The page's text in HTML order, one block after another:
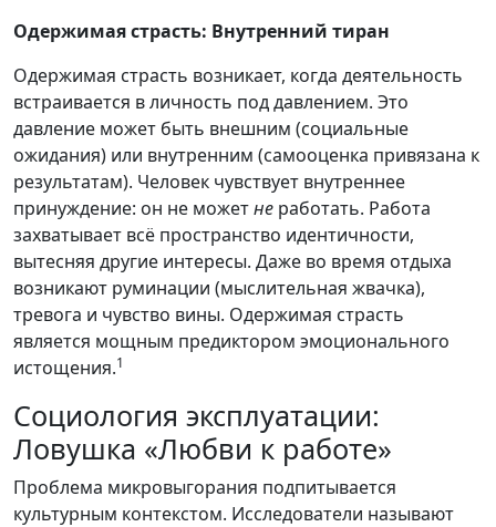
Одержимая страсть: Внутренний тиран
Одержимая страсть возникает, когда деятельность
встраивается в личность под давлением. Это
давление может быть внешним (социальные
ожидания) или внутренним (самооценка привязана к
результатам). Человек чувствует внутреннее
принуждение: он не можетне работать. Работа
захватывает всё пространство идентичности,
вытесняя другие интересы. Даже во время отдыха
возникают руминации (мыслительная жвачка),
тревога и чувство вины. Одержимая страсть
является мощным предиктором эмоционального
истощения.1
Социология эксплуатации:
Ловушка «Любви к работе»
Проблема микровыгорания подпитывается
культурным контекстом. Исследователи называют